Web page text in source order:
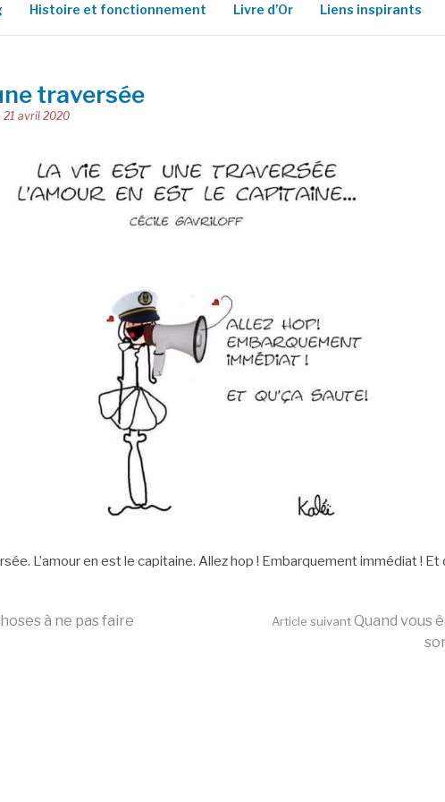
Histoire et fonctionnement Livre d’Or Liens inspirants
traversée
21 avril 2020
L’amour en est le capitaine. Allez hop ! Embarquement immédiat ! Et
à ne pas faire Article suivantQuand vous